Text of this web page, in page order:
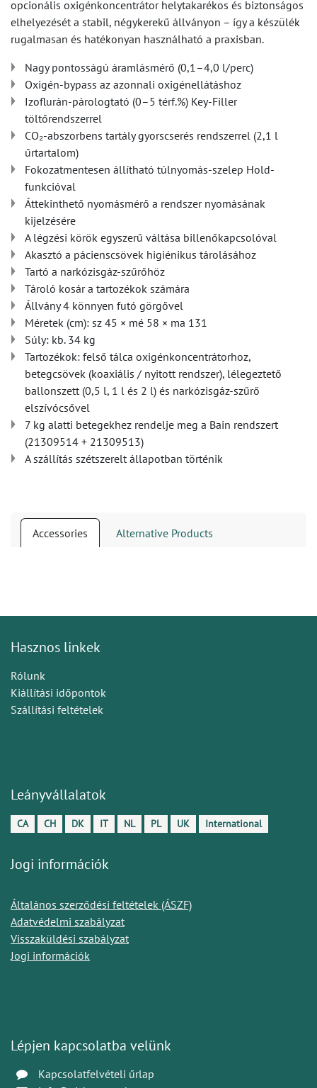
opcionális oxigénkoncentrátor helytakarékos és biztonságos
elhelyezését a stabil, négykerekű állványon – így a készülék
rugalmasan és hatékonyan használható a praxisban.
Nagy pontosságú áramlásmérő (0,1–4,0 l/perc)
Oxigén-bypass az azonnali oxigénellátáshoz
Izoflurán-párologtató (0–5 térf.%) Key-Filler
töltőrendszerrel
CO₂-abszorbens tartály gyorscserés rendszerrel (2,1 l
űrtartalom)
Fokozatmentesen állítható túlnyomás-szelep Hold-
funkcióval
Áttekinthető nyomásmérő a rendszer nyomásának
kijelzésére
A légzési körök egyszerű váltása billenőkapcsolóval
Akasztó a pácienscsövek higiénikus tárolásához
Tartó a narkózisgáz-szűrőhöz
Tároló kosár a tartozékok számára
Állvány 4 könnyen futó görgővel
Méretek (cm): sz 45 × mé 58 × ma 131
Súly: kb. 34 kg
Tartozékok: felső tálca oxigénkoncentrátorhoz,
betegcsövek (koaxiális / nyitott rendszer), lélegeztető
ballonszett (0,5 l, 1 l és 2 l) és narkózisgáz-szűrő
elszívócsővel
7 kg alatti betegekhez rendelje meg a Bain rendszert
(21309514 + 21309513)
A szállítás szétszerelt állapotban történik
Accessories Alternative Products
Hasznos linkek
Rólunk
Kiállítási időpontok
Szállítási feltételek
Leányvállalatok
CA CH DK IT NL PL UK International
Jogi információk
Általános szerződési feltételek (ÁSZF)
Adatvédelmi szabályzat
Visszaküldési szabályzat
Jogi információk
Lépjen kapcsolatba velünk
Kapcsolatfelvételi űrlap